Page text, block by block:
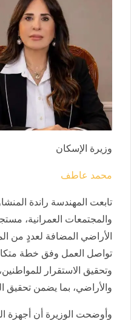
وزيرة الإسكان
محمد عاطف
تابعت المهندسة راندة
والمجتمعات العمرانية،
الأراضي المضافة لعددٍ من
تواصل العمل وفق خطة
وتحقيق الاستقرار
والأراضي، بما يضمن تحقيق
وأوضحت الوزيرة أن أجهزة